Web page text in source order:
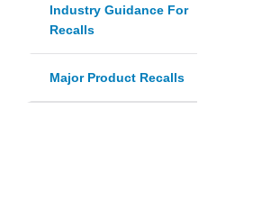
Industry Guidance For
Recalls
Major Product Recalls